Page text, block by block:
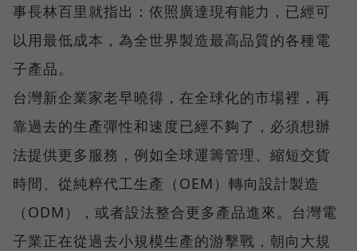
事長林百里就指出：依照廣達現有能力，已經可
以用最低成本，為全世界製造最高品質的各種電
子產品。
台灣新企業家老早曉得，在全球化的市場裡，再
靠過去的生產彈性和速度已經不夠了，必須想辦
法提供更多服務，例如全球運籌管理、縮短交貨
時間、從純粹代工生產（OEM）轉向設計製造
（ODM），或者設法整合更多產品進來。台灣電
子業正在從過去小規模生產的游擊戰，朝向大規